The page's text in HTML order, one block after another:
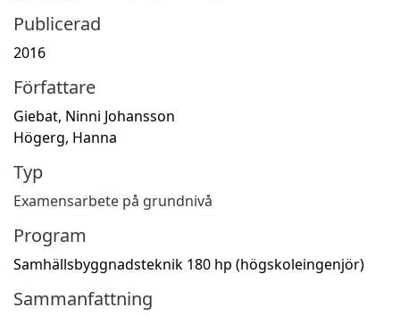
Publicerad
2016
Författare
Giebat, Ninni Johansson
Högerg, Hanna
Typ
Examensarbete på grundnivå
Program
Samhällsbyggnadsteknik 180 hp (högskoleingenjör)
Sammanfattning